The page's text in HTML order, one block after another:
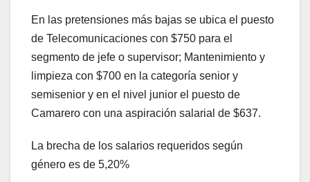
En las pretensiones más bajas se ubica el puesto
de Telecomunicaciones con $750 para el
segmento de jefe o supervisor; Mantenimiento y
limpieza con $700 en la categoría senior y
semisenior y en el nivel junior el puesto de
Camarero con una aspiración salarial de $637.
La brecha de los salarios requeridos según
género es de 5,20%